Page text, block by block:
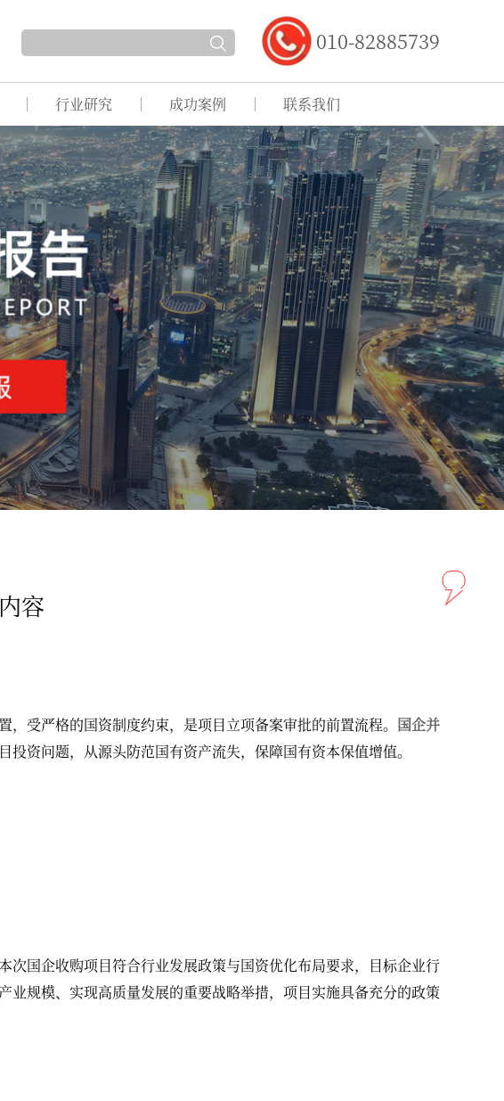
010-82885739
行业研究 成功案例 联系我们
容
受严格的国资制度约束，是项目立项备案审批的前置流程。 国企并
资问题，从源头防范国有资产流失，保障国有资本保值增值。
国企收购项目符合行业发展政策与国资优化布局要求，目标企业行
规模、实现高质量发展的重要战略举措，项目实施具备充分的政策